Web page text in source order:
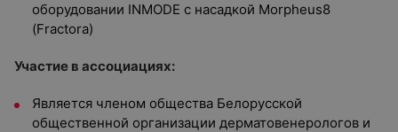
оборудовании INMODE с насадкой Morpheus8
(Fractora)
Участие в ассоциациях:
Является членом общества Белорусской
общественной организации дерматовенерологов и